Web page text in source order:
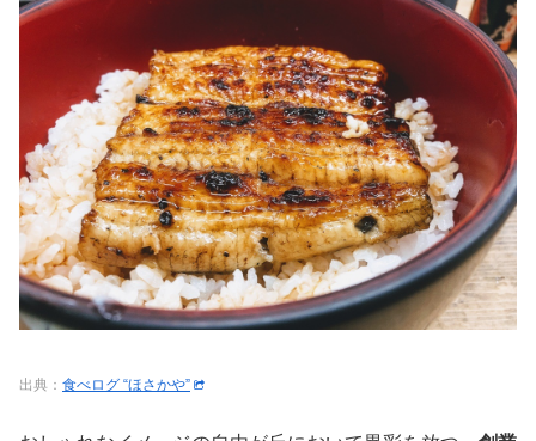
出典： 食べログ “ほさかや”